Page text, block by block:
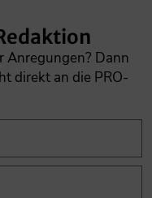
Anregungen? Dann
direkt an die PRO-